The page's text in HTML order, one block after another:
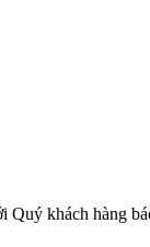
khách hàng